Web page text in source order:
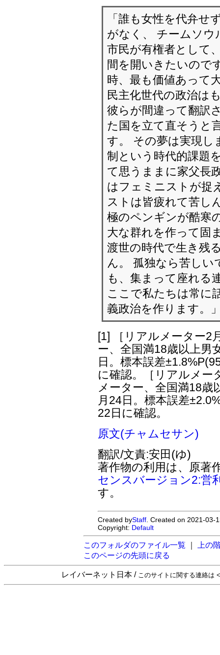
「誰も女性を代弁せ
がなく、 チームソ
市民が有権者として
間を開いきたいので
時、最も価値あって
民主化世代の政治は
彼らが間違って翻訳
た国を立て直そうと
す。 その夢は実現し
制という時代的課題
て思うままに家父長
はフェミニストが捉
ストは皆疲れて苦し
極のペンギンが酷寒
大な群れを作って固
渡世の時代で生き残
ん。 孤独なら苦し
も、集まって座れる
ここで私たちは常に
義政治を作ります。
[1] ［リアルメーター2
ー、全国満18歳以上男
日。標本誤差
に確認。［リアルメー
メーター、全国満18歳
月24日。標本誤差
22日に確認。
原文(チャムセサン)
翻訳/文責:安田(ゆ)
著作物の利用は、原著
センスバージョン2:営
す。
Created byStaff . Created on 2021-
Copyright: Default
このフォルダのファイル一覧
上の
このページの先頭に戻る
レイバーネット日本 / このサイトに関する連絡は